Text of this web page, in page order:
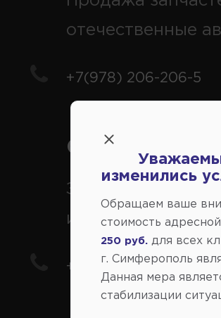
отечественные
+7(978) 206-206-5
Справочный
Заказ шин,
иномарки
+7(978) 206-206-8
изменились
Обращаем ваше
стоимость
250 руб. для всех
г. Симферополь
Данная мера
стабилизации